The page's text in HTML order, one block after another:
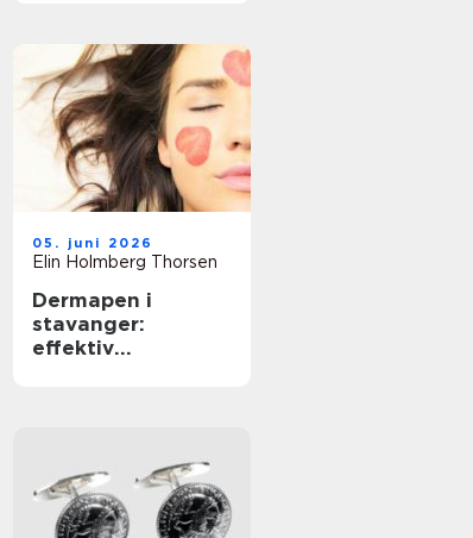
05. juni 2026
Elin Holmberg Thorsen
Dermapen i
stavanger:
effektiv